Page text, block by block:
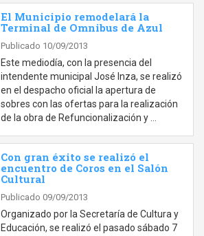
El Municipio remodelará la
Terminal de Omnibus de Azul
Publicado 10/09/2013
Este mediodía, con la presencia del
intendente municipal José Inza, se realizó
en el despacho oficial la apertura de
sobres con las ofertas para la realización
de la obra de Refuncionalización y …
Con gran éxito se realizó el
encuentro de Coros en el Salón
Cultural
Publicado 09/09/2013
Organizado por la Secretaría de Cultura y
Educación, se realizó el pasado sábado 7